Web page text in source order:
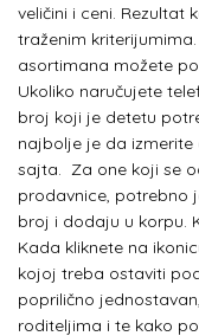
veličini i ceni. Rezultat
traženim
asortimana možete
Ukoliko naručujete
broj koji je detetu
najbolje je da
sajta. Za one koji se
prodavnice, potrebno
broj i dodaju u korpu.
Kada kliknete na
kojoj treba ostaviti
poprilično
roditeljima i te kako